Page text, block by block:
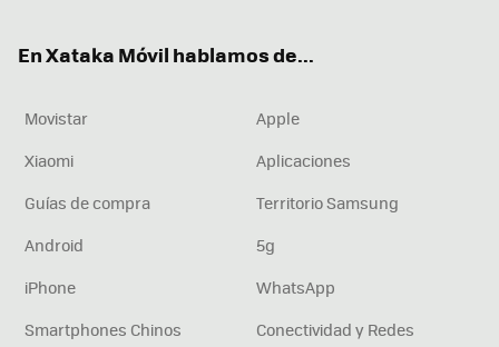
En Xataka Móvil hablamos de...
Movistar
Apple
Xiaomi
Aplicaciones
Guías de compra
Territorio Samsung
Android
5g
iPhone
WhatsApp
Smartphones Chinos
Conectividad y Redes